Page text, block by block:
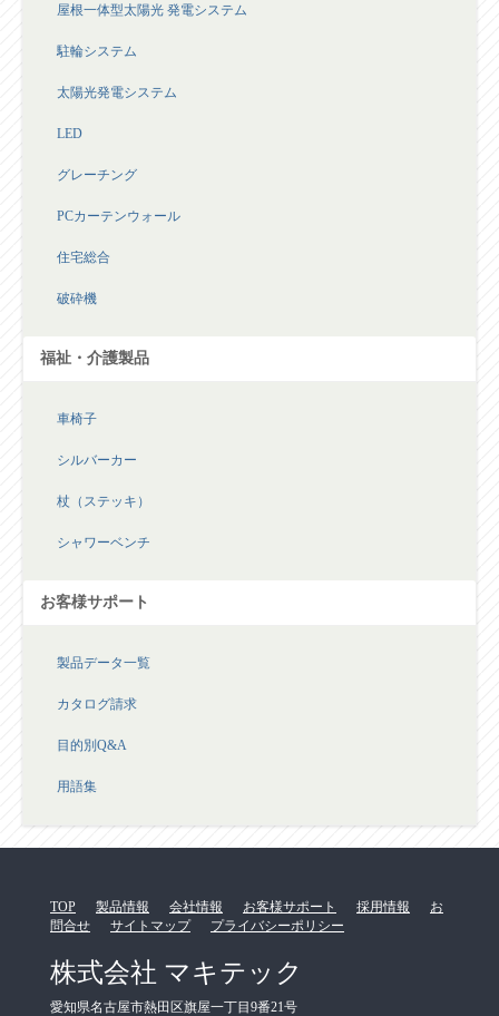
屋根一体型太陽光 発電システム
駐輪システム
太陽光発電システム
LED
グレーチング
PCカーテンウォール
住宅総合
破砕機
福祉・介護製品
車椅子
シルバーカー
杖（ステッキ）
シャワーベンチ
お客様サポート
製品データ一覧
カタログ請求
目的別Q&A
用語集
TOP 製品情報 会社情報 お客様サポート 採用情報
お
問合せ
サイトマップ プライバシーポリシー
株式会社 マキテック
愛知県名古屋市熱田区旗屋一丁目9番21号